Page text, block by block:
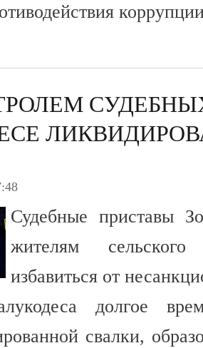
Судебные приставы
жителям
избавиться от
долгое
свалки,